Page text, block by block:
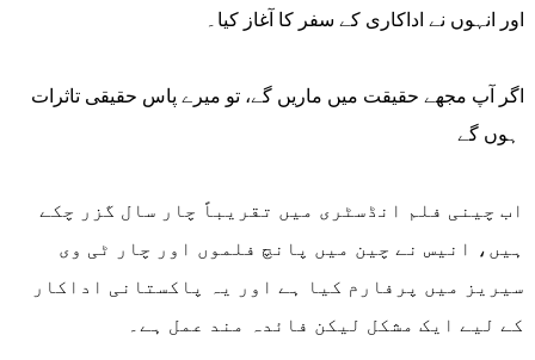
اور انہوں نے اداکاری کے سفر کا آغاز کیا۔
اب چینی فلم انڈسٹری میں تقریباً چار سال گزر چکے
ہیں، انیس نے چین میں پانچ فلموں اور چار ٹی وی
سیریز میں پرفارم کیا ہے اور یہ پاکستانی اداکار
کے لیے ایک مشکل لیکن فائدہ مند عمل ہے۔